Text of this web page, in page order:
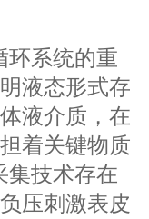
环系统的重
液态形式存
液介质，在
着关键物质
集技术存在
压刺激表皮